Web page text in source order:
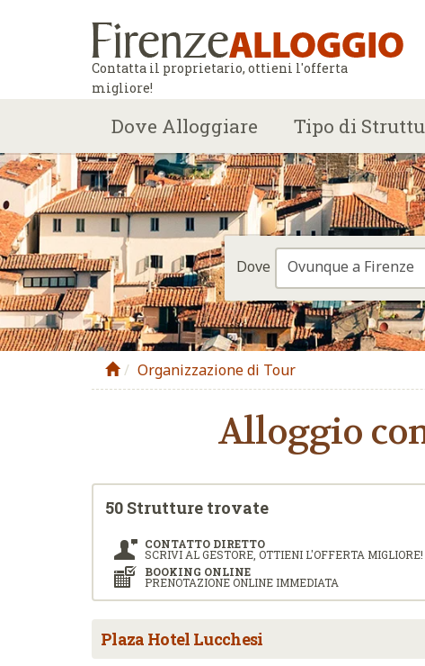
Contatta il proprietario, ottieni l'offerta
migliore!
Dove Alloggiare Tipo di
Dove Ovunque a Firenze
Organizzazione di Tour
Alloggio
50 Strutture trovate
CONTATTO DIRETTO
SCRIVI AL GESTORE, OTTIENI L'OFFERTA MIGLIORE!
BOOKING ONLINE
PRENOTAZIONE ONLINE IMMEDIATA
Plaza Hotel Lucchesi